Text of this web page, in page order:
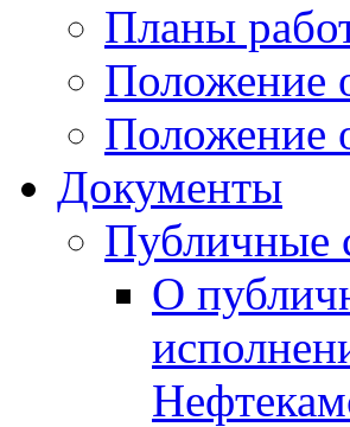
Планы
Положение
Положение
Документы
Публичные
О